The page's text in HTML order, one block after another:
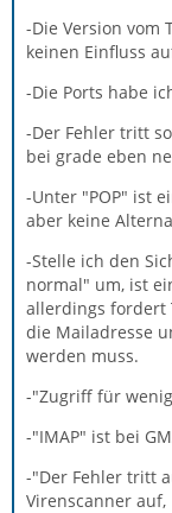
-Die Version vom
keinen Einfluss
-Die Ports habe
-Der Fehler tritt
bei grade eben
-Unter "POP" ist
aber keine
-Stelle ich den
normal" um, ist
allerdings fordert
die Mailadresse
werden muss.
-"Zugriff für
-"IMAP" ist bei
-"Der Fehler tritt
Virenscanner auf,